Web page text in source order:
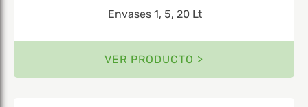
Envases 1, 5, 20 Lt
VER PRODUCTO >